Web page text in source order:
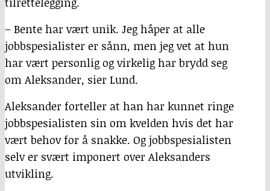
– Bente har vært unik. Jeg håper at alle
jobbspesialister er sånn, men jeg vet at hun
har vært personlig og virkelig har brydd seg
om Aleksander, sier Lund.
Aleksander forteller at han har kunnet ringe
jobbspesialisten sin om kvelden hvis det har
vært behov for å snakke. Og jobbspesialisten
selv er svært imponert over Aleksanders
utvikling.